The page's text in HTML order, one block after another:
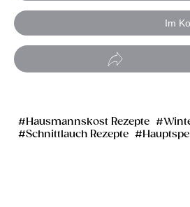
Im
Hausmannskost Rezepte
Schnittlauch Rezepte